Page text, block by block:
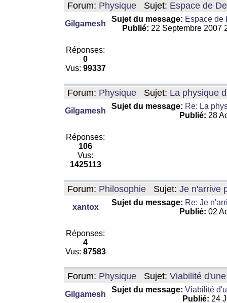
Forum: Physique Sujet: Espace de
Gilgamesh
Sujet du message: Espace de
Publié: 22 Septembre 2007
Réponses:
0
Vus: 99337
Forum: Physique Sujet: La physique
Gilgamesh
Sujet du message: Re: La
Publié: 28
Réponses:
106
Vus:
1425113
Forum: Philosophie Sujet: Je n'arrive
xantox
Sujet du message: Re: Je
Publié: 02
Réponses:
4
Vus: 87583
Forum: Physique Sujet: Viabilité
Gilgamesh
Sujet du message: Viabilité
Publié: 24